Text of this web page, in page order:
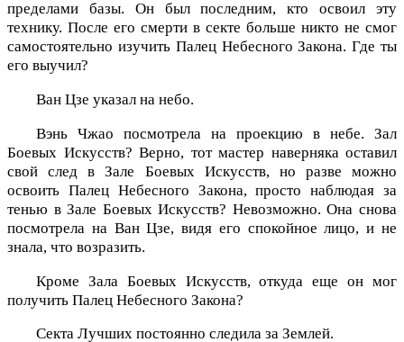
пределами базы. Он был последним, кто освоил эту
технику. После его смерти в секте больше никто не смог
самостоятельно изучить Палец Небесного Закона. Где ты
его выучил?
Ван Цзе указал на небо.
Вэнь Чжао посмотрела на проекцию в небе. Зал
Боевых Искусств? Верно, тот мастер наверняка оставил
свой след в Зале Боевых Искусств, но разве можно
освоить Палец Небесного Закона, просто наблюдая за
тенью в Зале Боевых Искусств? Невозможно. Она снова
посмотрела на Ван Цзе, видя его спокойное лицо, и не
знала, что возразить.
Кроме Зала Боевых Искусств, откуда еще он мог
получить Палец Небесного Закона?
Секта Лучших постоянно следила за Землей.